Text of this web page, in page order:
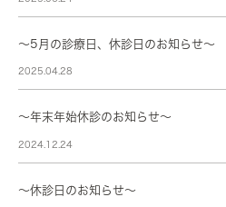
～5月の診療日、休診日のお知らせ～
2025.04.28
〜年末年始休診のお知らせ〜
2024.12.24
～休診日のお知らせ～